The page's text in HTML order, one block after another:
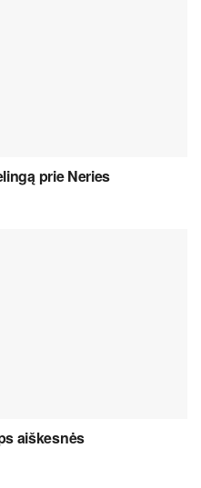
prie Neries
aiškesnės